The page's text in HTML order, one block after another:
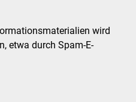
wird
etwa durch Spam-E-